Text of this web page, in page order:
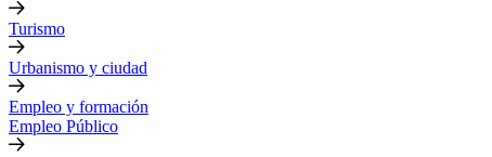
Turismo
Urbanismo y ciudad
Empleo y formación
Empleo Público